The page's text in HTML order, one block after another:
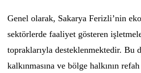
Genel olarak, Sakarya Ferizli’nin
sektörlerde faaliyet gösteren
topraklarıyla desteklenmektedir. Bu
kalkınmasına ve bölge halkının